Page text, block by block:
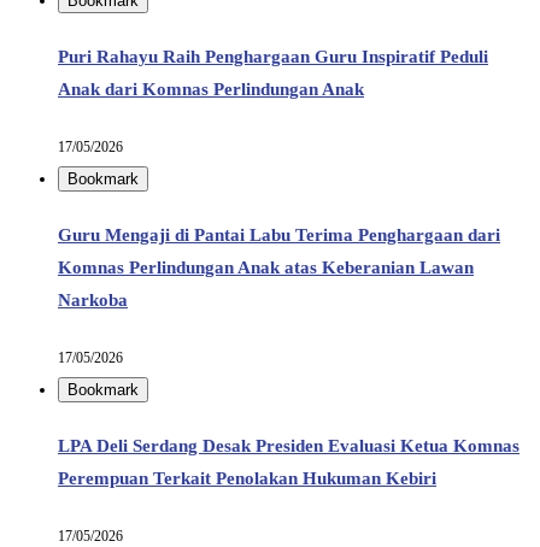
Puri Rahayu Raih Penghargaan Guru Inspiratif Peduli
Anak dari Komnas Perlindungan Anak
17/05/2026
Bookmark
Guru Mengaji di Pantai Labu Terima Penghargaan dari
Komnas Perlindungan Anak atas Keberanian Lawan
Narkoba
17/05/2026
Bookmark
LPA Deli Serdang Desak Presiden Evaluasi Ketua Komnas
Perempuan Terkait Penolakan Hukuman Kebiri
17/05/2026